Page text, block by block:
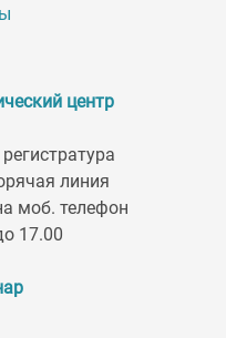
центр
регистратура
линия
моб. телефон
17.00